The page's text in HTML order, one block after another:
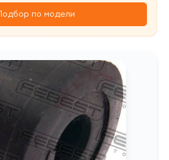
Подбор по модели